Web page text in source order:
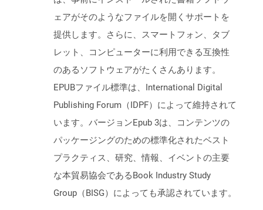
ェアがそのようなファイルを開くサポートを
提供します。さらに、スマートフォン、タブ
レット、コンピューターに利用できる互換性
のあるソフトウェアがたくさんあります。
EPUBファイル標準は、International Digital
Publishing Forum（IDPF）によって維持されて
います。バージョンEpub 3は、コンテンツの
パッケージングのための標準化されたベスト
プラクティス、研究、情報、イベントの主要
な本貿易協会であるBook Industry Study
Group（BISG）によっても承認されています。